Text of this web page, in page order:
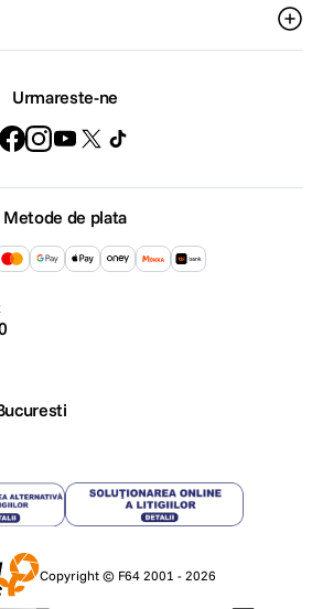
Urmareste-ne
Metode de plata
Copyright © F64 2001 - 2026